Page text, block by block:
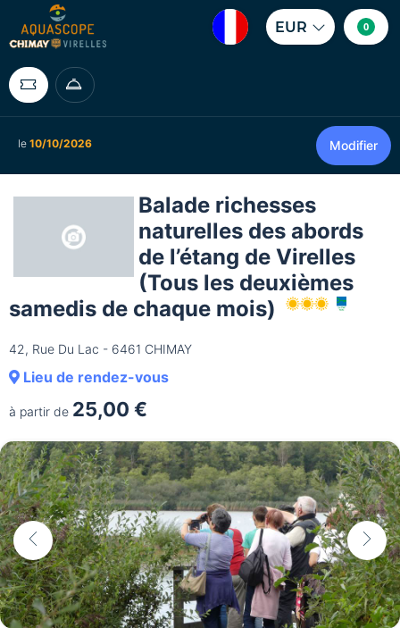
EUR 0
le 10/10/2026 Modifier
Balade richesses
naturelles des abords
de l’étang de Virelles
(Tous les deuxièmes
samedis de chaque mois)
42, Rue Du Lac - 6461 CHIMAY
Lieu de rendez-vous
à partir de 25,00 €